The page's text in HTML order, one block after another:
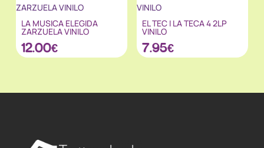
LA MUSICA ELEGIDA
ZARZUELA VINILO
12.00€
EL TEC I LA TECA 4 2LP
VINILO
7.95€